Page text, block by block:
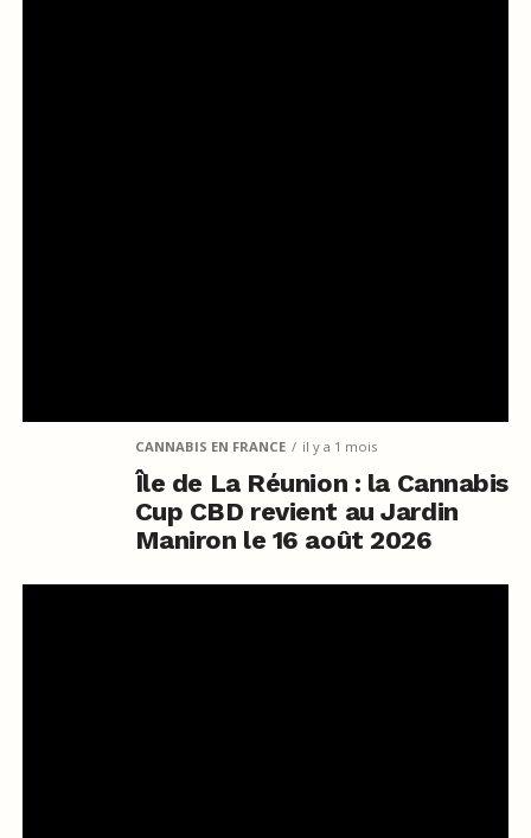
CANNABIS EN FRANCE il y a 1 mois
Île de La Réunion : la Cannabis
Cup CBD revient au Jardin
Maniron le 16 août 2026